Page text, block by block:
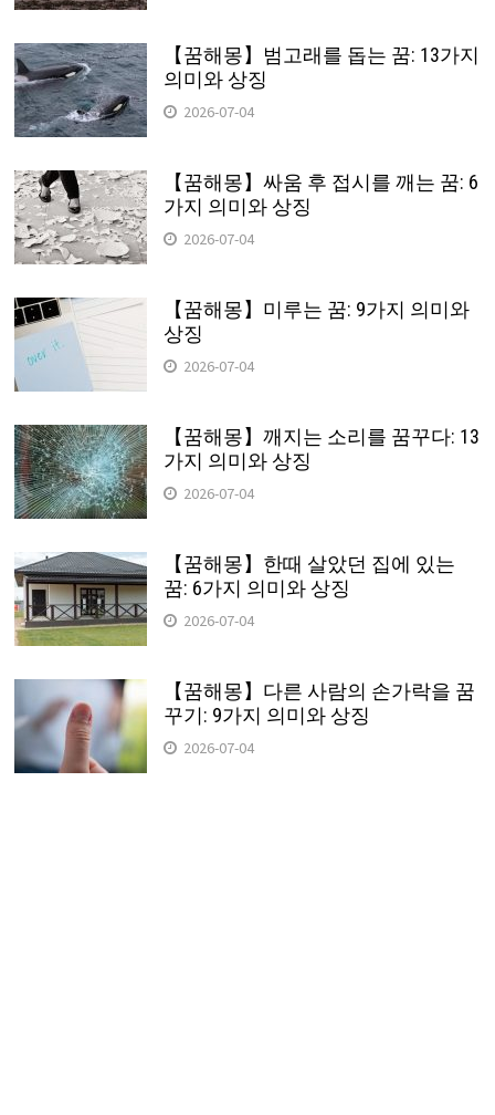
【꿈해몽】범고래를 돕는 꿈: 13가지
의미와 상징
2026-07-04
【꿈해몽】싸움 후 접시를 깨는 꿈: 6
가지 의미와 상징
2026-07-04
【꿈해몽】미루는 꿈: 9가지 의미와
상징
2026-07-04
【꿈해몽】깨지는 소리를 꿈꾸다: 13
가지 의미와 상징
2026-07-04
【꿈해몽】한때 살았던 집에 있는
꿈: 6가지 의미와 상징
2026-07-04
【꿈해몽】다른 사람의 손가락을 꿈
꾸기: 9가지 의미와 상징
2026-07-04